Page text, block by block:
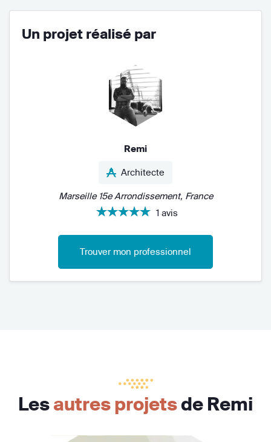
Un projet réalisé par
Remi
Architecte
Marseille 15e Arrondissement, France
1 avis
Trouver mon professionnel
Lesautres projetsde Remi